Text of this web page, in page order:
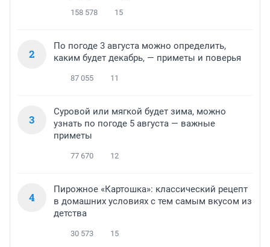
158 578 15
2
По погоде 3 августа можно определить,
каким будет декабрь, — приметы и поверья
87 055 11
3
Суровой или мягкой будет зима, можно
узнать по погоде 5 августа — важные
приметы
77 670 12
4
Пирожное «Картошка»: классический рецепт
в домашних условиях с тем самым вкусом из
детства
30 573 15